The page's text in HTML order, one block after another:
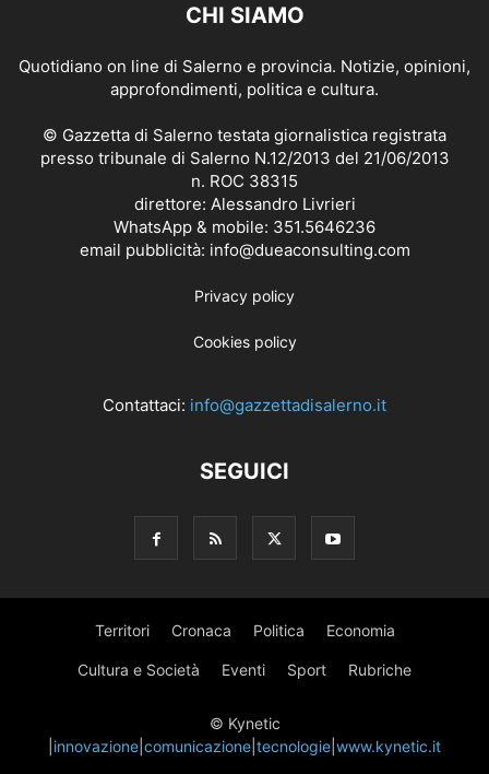
CHI SIAMO
Quotidiano on line di Salerno e provincia. Notizie, opinioni,
approfondimenti, politica e cultura.
© Gazzetta di Salerno testata giornalistica registrata
presso tribunale di Salerno N.12/2013 del 21/06/2013
n. ROC 38315
direttore: Alessandro Livrieri
WhatsApp & mobile: 351.5646236
email pubblicità: info@dueaconsulting.com
Privacy policy
Cookies policy
Contattaci: info@gazzettadisalerno.it
SEGUICI
Territori Cronaca Politica Economia
Cultura e Società Eventi Sport Rubriche
© Kynetic
innovazione comunicazione tecnologie www.kynetic.it